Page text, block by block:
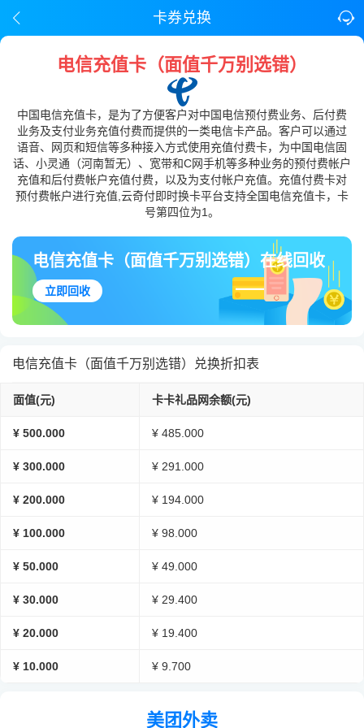
卡券兑换
电信充值卡（面值千万别选错）
中国电信充值卡，是为了方便客户对中国电信预付费业务、后付费
业务及支付业务充值付费而提供的一类电信卡产品。客户可以通过
语音、网页和短信等多种接入方式使用充值付费卡，为中国电信固
话、小灵通（河南暂无）、宽带和C网手机等多种业务的预付费帐户
充值和后付费帐户充值付费，以及为支付帐户充值。充值付费卡对
预付费帐户进行充值,云奇付即时换卡平台支持全国电信充值卡，卡
号第四位为1。
电信充值卡（面值千万别选错）在线回收
立即回收
电信充值卡（面值千万别选错）兑换折扣表
面值(元) 卡卡礼品网余额(元)
¥ 500.000 ¥ 485.000
¥ 300.000 ¥ 291.000
¥ 200.000 ¥ 194.000
¥ 100.000 ¥ 98.000
¥ 50.000 ¥ 49.000
¥ 30.000 ¥ 29.400
¥ 20.000 ¥ 19.400
¥ 10.000 ¥ 9.700
美团外卖